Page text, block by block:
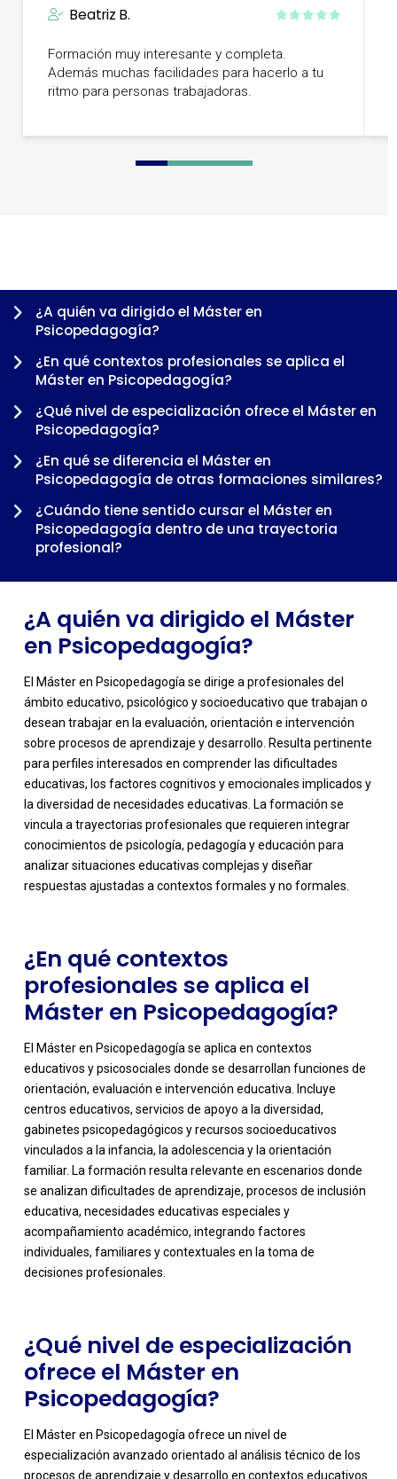
Beatriz B.
Formación muy interesante y completa.
Además muchas facilidades para hacerlo a tu
ritmo para personas trabajadoras.
0 1 2 3 4 5 6 7 8
¿A quién va dirigido el Máster en
Psicopedagogía?
¿En qué contextos profesionales se aplica el
Máster en Psicopedagogía?
¿Qué nivel de especialización ofrece el Máster en
Psicopedagogía?
¿En qué se diferencia el Máster en
Psicopedagogía de otras formaciones similares?
¿Cuándo tiene sentido cursar el Máster en
Psicopedagogía dentro de una trayectoria
profesional?
¿A quién va dirigido el Máster
en Psicopedagogía?
El Máster en Psicopedagogía se dirige a profesionales del
ámbito educativo, psicológico y socioeducativo que trabajan o
desean trabajar en la evaluación, orientación e intervención
sobre procesos de aprendizaje y desarrollo. Resulta pertinente
para perfiles interesados en comprender las dificultades
educativas, los factores cognitivos y emocionales implicados y
la diversidad de necesidades educativas. La formación se
vincula a trayectorias profesionales que requieren integrar
conocimientos de psicología, pedagogía y educación para
analizar situaciones educativas complejas y diseñar
respuestas ajustadas a contextos formales y no formales.
-
¿En qué contextos
profesionales se aplica el
Máster en Psicopedagogía?
El Máster en Psicopedagogía se aplica en contextos
educativos y psicosociales donde se desarrollan funciones de
orientación, evaluación e intervención educativa. Incluye
centros educativos, servicios de apoyo a la diversidad,
gabinetes psicopedagógicos y recursos socioeducativos
vinculados a la infancia, la adolescencia y la orientación
familiar. La formación resulta relevante en escenarios donde
se analizan dificultades de aprendizaje, procesos de inclusión
educativa, necesidades educativas especiales y
acompañamiento académico, integrando factores
individuales, familiares y contextuales en la toma de
decisiones profesionales.
-
¿Qué nivel de especialización
ofrece el Máster en
Psicopedagogía?
El Máster en Psicopedagogía ofrece un nivel de
especialización avanzado orientado al análisis técnico de los
procesos de aprendizaje y desarrollo en contextos educativos.